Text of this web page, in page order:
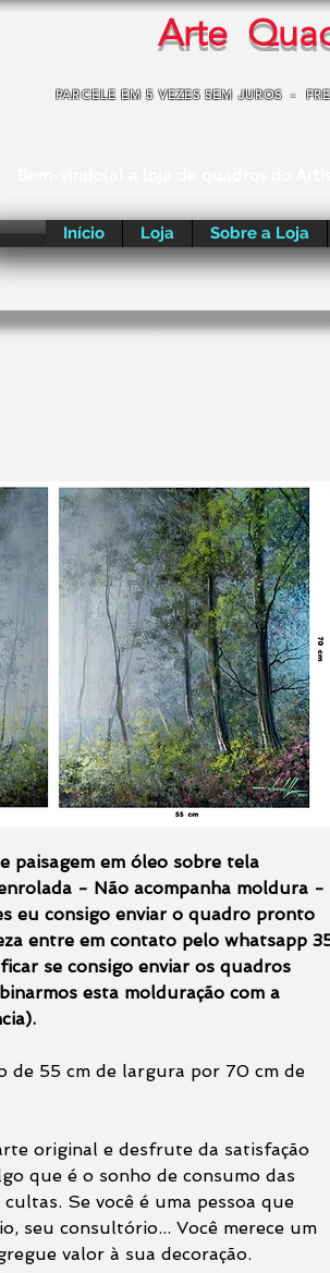
Arte
PARCELE EM 5 VEZES SEM JUROS -
Início Loja Sobre a Loja
paisagem em óleo sobre tela
- Não acompanha moldura -
eu consigo enviar o quadro pronto
entre em contato pelo whatsapp
se consigo enviar os quadros
esta molduração com a
de 55 cm de largura por 70 cm de
original e desfrute da satisfação
que é o sonho de consumo das
Se você é uma pessoa que
seu consultório... Você merece um
valor à sua decoração.